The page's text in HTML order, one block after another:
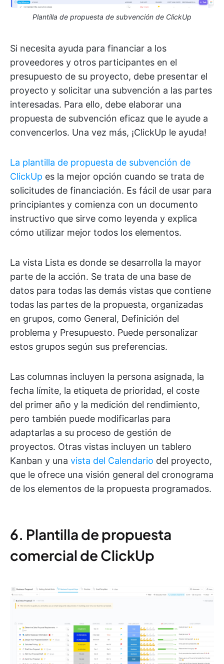
Plantilla de propuesta de subvención de ClickUp
Si necesita ayuda para financiar a los
proveedores y otros participantes en el
presupuesto de su proyecto, debe presentar el
proyecto y solicitar una subvención a las partes
interesadas. Para ello, debe elaborar una
propuesta de subvención eficaz que le ayude a
convencerlos. Una vez más, ¡ClickUp le ayuda!
La plantilla de propuesta de subvención de
ClickUp es la mejor opción cuando se trata de
solicitudes de financiación. Es fácil de usar para
principiantes y comienza con un documento
instructivo que sirve como leyenda y explica
cómo utilizar mejor todos los elementos.
La vista Lista es donde se desarrolla la mayor
parte de la acción. Se trata de una base de
datos para todas las demás vistas que contiene
todas las partes de la propuesta, organizadas
en grupos, como General, Definición del
problema y Presupuesto. Puede personalizar
estos grupos según sus preferencias.
Las columnas incluyen la persona asignada, la
fecha límite, la etiqueta de prioridad, el coste
del primer año y la medición del rendimiento,
pero también puede modificarlas para
adaptarlas a su proceso de gestión de
proyectos. Otras vistas incluyen un tablero
Kanban y una vista del Calendario del proyecto,
que le ofrece una visión general del cronograma
de los elementos de la propuesta programados.
6. Plantilla de propuesta
comercial de ClickUp